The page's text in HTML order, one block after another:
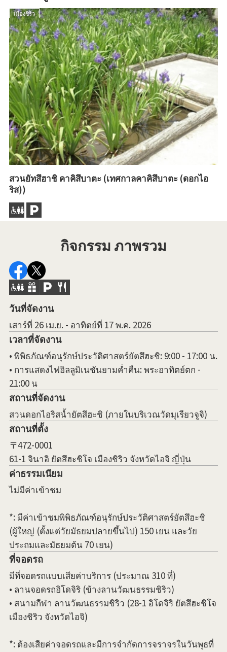
เมืองชิริว
สวนยัทสึฮาชิ คาคิสึบาตะ (เทศกาลคาคิสึบาตะ (ดอกไอ
ริส))
กิจกรรม ภาพรวม
วันที่จัดงาน
เสาร์ที่ 26 เม.ย. - อาทิตย์ที่ 17 พ.ค. 2026
เวลาที่จัดงาน
• พิพิธภัณฑ์อนุรักษ์ประวัติศาสตร์ยัตสึฮะชิ: 9:00 - 17:00 น.
• การแสดงไฟอิลลูมิเนชันยามค่ำคืน: พระอาทิตย์ตก -
21:00 น
สถานที่จัดงาน
สวนดอกไอริสน้ำยัตสึฮะชิ (ภายในบริเวณวัดมุเรียวจูจิ)
สถานที่ตั้ง
〒472-0001
61-1 จินาอิ ยัตสึฮะชิโจ เมืองชิริว จังหวัดไอจิ ญี่ปุ่น
ค่าธรรมเนียม
ไม่มีค่าเข้าชม
*: มีค่าเข้าชมพิพิธภัณฑ์อนุรักษ์ประวัติศาสตร์ยัตสึฮะชิ
(ผู้ใหญ่ (ตั้งแต่วัยมัธยมปลายขึ้นไป) 150 เยน และวัย
ประถมและมัธยมต้น 70 เยน)
ที่จอดรถ
มีที่จอดรถแบบเสียค่าบริการ (ประมาณ 310 ที่)
• ลานจอดรถอิโดจิริ (ข้างลานวัฒนธรรมชิริว)
• สนามกีฬา ลานวัฒนธรรมชิริว (28-1 อิโดจิริ ยัตสึฮะชิโจ
เมืองชิริว จังหวัดไอจิ)
*: ต้องเสียค่าจอดรถและมีการจำกัดการจราจรในวันพุธที่